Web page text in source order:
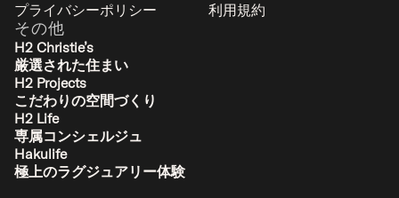
プライバシーポリシー
利用規約
その他
H2 Christie’s
厳選された住まい
H2 Projects
こだわりの空間づくり
H2 Life
専属コンシェルジュ
Hakulife
極上のラグジュアリー体験